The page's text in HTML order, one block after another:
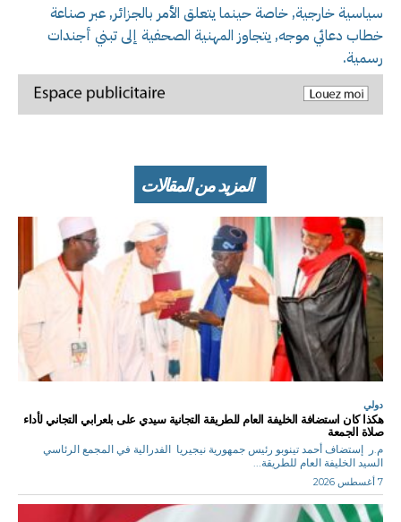
سياسية خارجية, خاصة حينما يتعلق الأمر بالجزائر, عبر صناعة
خطاب دعائي موجه, يتجاوز المهنية الصحفية إلى تبني أجندات
رسمية.
المزيد من المقالات
دولي
هكذا كان استضافة الخليفة العام للطريقة التجانية سيدي على بلعرابي التجاني لأداء
صلاة الجمعة
م.ر إستضاف أحمد تينوبو رئيس جمهورية نيجيريا الفدرالية في المجمع الرئاسي
السيد الخليفة العام للطريقة...
7 أغسطس 2026